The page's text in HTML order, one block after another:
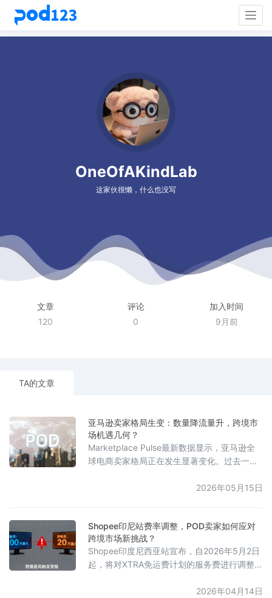
OneOfAKindLab
这家伙很懒，什么也没写
文章
120
评论
0
加入时间
9月前
TA的文章
亚马逊卖家格局生变：数量降流量升，跨境市
场机遇几何？
Marketplace Pulse最新数据显示，亚马逊全
球电商卖家格局正在发生显著变化。过去一
万，而每位活跃卖家的平均月访问量增长
兰市场的单卖家流量增幅高达40%至57%，明
显高于美国市场的19%。尽管SimilarWeb数据
显示，亚马逊23个全球站点的月访问量总和同
比
2026年05月15日
Shopee印尼站费率调整，POD卖家如何应对
跨境市场新挑战？
Shopee印度尼西亚站宣布，自2026年5月2日
起，将对XTRA免运费计划的服务费进行调整。
常规尺寸（重量低于5公斤、长宽高均小于60
2026年04月14日